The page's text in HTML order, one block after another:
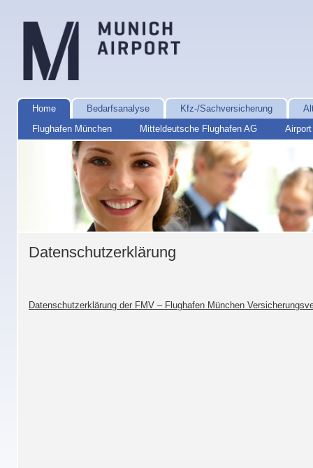
Home
Flughafen München
Mitteldeutsche Flughafen AG
Bedarfsanalyse Kfz-/Sachversicherung
Datenschutzerklärung
Datenschutzerklärung der FMV – Flughafen München